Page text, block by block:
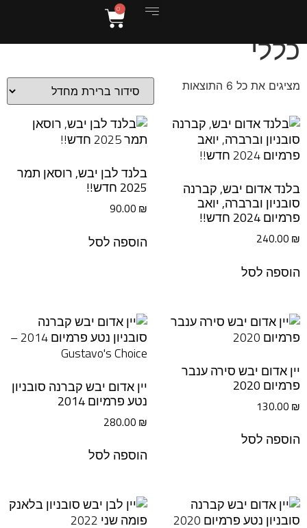
0
כללי
מציגים את כל ⁦6⁩ התוצאות
בלנד אדום יבש, קברנה
סובניון וברברה, יואב
פרמיום 2024 חדש!!
240.00 ₪
הוספה לסל
בלנד לבן יבש, רוסאן תמר
2025 חדש!!
90.00 ₪
הוספה לסל
יין אדום יבש סירה ענבר
פרמיום 2020
130.00 ₪
הוספה לסל
יין אדום יבש קברנה סובניון
נטע פרמיום 2014
280.00 ₪
הוספה לסל